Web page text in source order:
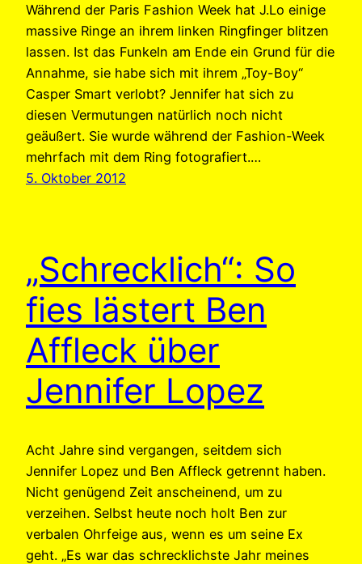
Während der Paris Fashion Week hat J.Lo einige
massive Ringe an ihrem linken Ringfinger blitzen
lassen. Ist das Funkeln am Ende ein Grund für die
Annahme, sie habe sich mit ihrem „Toy-Boy“
Casper Smart verlobt? Jennifer hat sich zu
diesen Vermutungen natürlich noch nicht
geäußert. Sie wurde während der Fashion-Week
mehrfach mit dem Ring fotografiert.…
5. Oktober 2012
„Schrecklich“: So
fies lästert Ben
Affleck über
Jennifer Lopez
Acht Jahre sind vergangen, seitdem sich
Jennifer Lopez und Ben Affleck getrennt haben.
Nicht genügend Zeit anscheinend, um zu
verzeihen. Selbst heute noch holt Ben zur
verbalen Ohrfeige aus, wenn es um seine Ex
geht. „Es war das schrecklichste Jahr meines